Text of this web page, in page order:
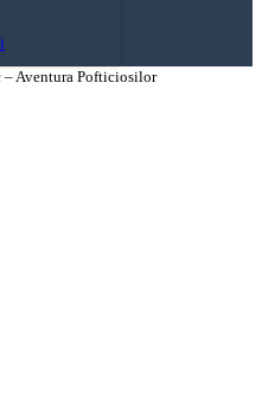
– Aventura Pofticiosilor